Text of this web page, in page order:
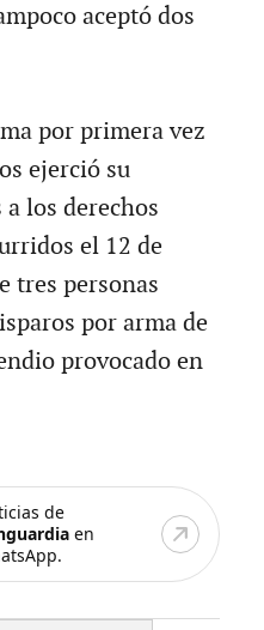
aceptó dos
por primera vez
ejerció su
los derechos
el 12 de
tres personas
por arma de
provocado en
de
en